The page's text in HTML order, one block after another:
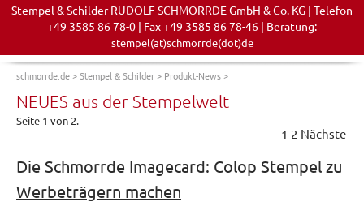
Stempel & Schilder RUDOLF SCHMORRDE GmbH & Co. KG | Telefon
+49 3585 86 78-0 | Fax +49 3585 86 78-46 | Beratung:
stempel(at)schmorrde(dot)de
schmorrde.de>Stempel & Schilder> Produkt-News>
NEUES aus der Stempelwelt
Seite 1 von 2.
1 2 Nächste
Die Schmorrde Imagecard: Colop Stempel zu
Werbeträgern machen